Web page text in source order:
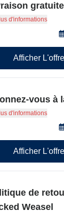
exclusifs
la livraison
haut de gamme
Plus d'informations
Afficher L'offre
vous à
vous à la
Plus d'informations
Afficher L'offre
de
Weasel